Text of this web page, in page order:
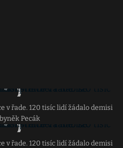
v řade. 120 tisíc lidí žádalo demisi
Pecák
v řade. 120 tisíc lidí žádalo demisi